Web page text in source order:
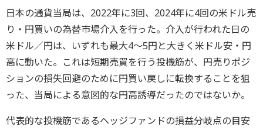
日本の通貨当局は、2022年に3回、2024年に4回の米ドル売
り・円買いの為替市場介入を行った。介入が行われた日の
米ドル／円は、いずれも最大4～5円と大きく米ドル安・円
高に動いた。これは短期売買を行う投機筋が、円売りポジ
ションの損失回避のために円買い戻しに転換することを狙
った、当局による意図的な円高誘導だったのではないか。
代表的な投機筋であるヘッジファンドの損益分岐点の目安